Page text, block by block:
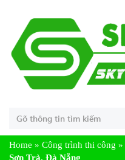
Home » Công trình thi công »
Sơn Trà, Đà Nẵng